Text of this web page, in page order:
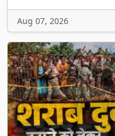
Aug 07, 2026